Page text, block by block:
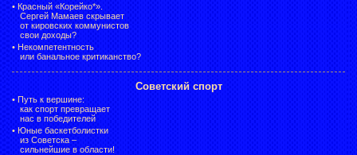
• Красный «Корейко*».
Сергей Мамаев скрывает
от кировских коммунистов
свои доходы?
• Некомпетентность
или банальное критиканство?
Советский спорт
• Путь к вершине:
как спорт превращает
нас в победителей
• Юные баскетболистки
из Советска –
сильнейшие в области!